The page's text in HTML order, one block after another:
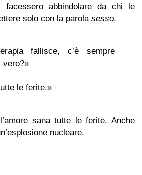
abbindolare da chi le
solo con la parola sesso.
fallisce, c’è sempre
vero?»
le ferite.»
sana tutte le ferite. Anche
nucleare.